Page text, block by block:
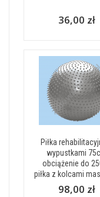
36,00 zł
Piłka
wypustkami
obciążenie do
piłka z kolcami
98,00 zł